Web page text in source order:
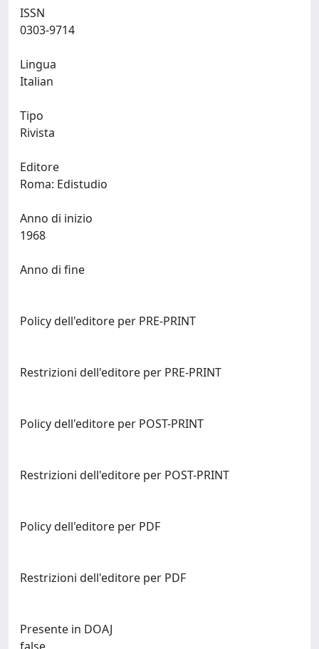
ISSN
Lingua
Tipo
Rivista
Editore
Anno di inizio
Anno di fine
Policy dell'editore per PRE-PRINT
Restrizioni dell'editore per PRE-PRINT
Policy dell'editore per POST-PRINT
Restrizioni dell'editore per POST-PRINT
Policy dell'editore per PDF
Restrizioni dell'editore per PDF
Presente in DOAJ